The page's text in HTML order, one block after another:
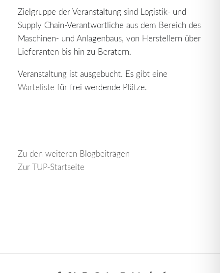
Zielgruppe der Veranstaltung sind Logistik- und
Supply Chain-Verantwortliche aus dem Bereich des
Maschinen- und Anlagenbaus, von Herstellern über
Lieferanten bis hin zu Beratern.
Veranstaltung ist ausgebucht. Es gibt eine
Warteliste für frei werdende Plätze.
Zu den weiteren Blogbeiträgen
Zur TUP-Startseite